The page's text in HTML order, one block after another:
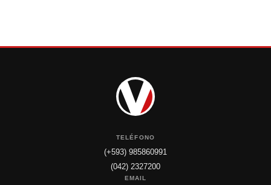
TELÉFONO
(+593) 985860991
(042) 2327200
EMAIL